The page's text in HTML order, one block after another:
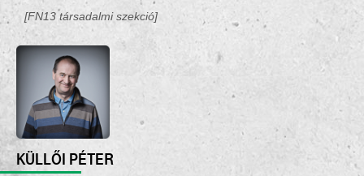
[FN13 társadalmi szekció]
KÜLLŐI PÉTER